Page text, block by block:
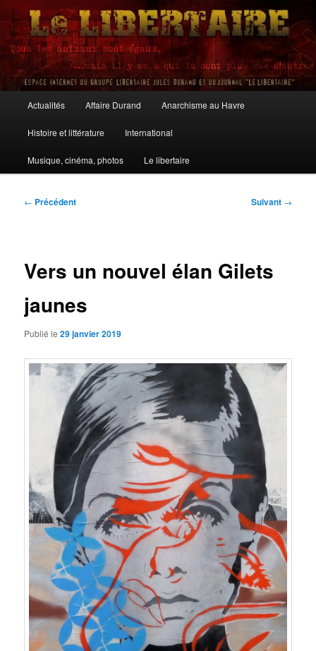
Aller
contenu
principalLe Libertaire
principal
Actualités Affaire Durand Anarchisme au Havre
Histoire et littérature International
Musique, cinéma, photos Le libertaire
Navigation
← Précédent Suivant →
Vers un nouvel élan Gilets
jaunes
Publié le29 janvier 2019